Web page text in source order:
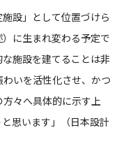
設」として位置づけら
に生まれ変わる予定で
施設を建てることは非
いを活性化させ、かつ
々へ具体的に示す上
思います」（日本設計